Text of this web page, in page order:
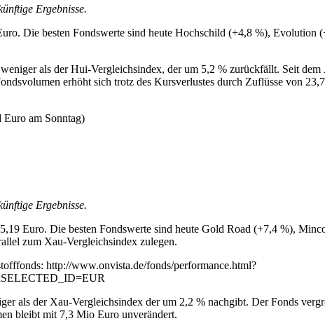
Ergebnisse.
Die besten Fondswerte sind heute Hochschild (+4,8 %), Evolution
als der Hui-Vergleichsindex, der um 5,2 % zurückfällt. Seit
erhöht sich trotz des Kursverlustes durch Zuflüsse von
am Sonntag)
Ergebnisse.
Euro. Die besten Fondswerte sind heute Gold Road (+7,4 %),
zum Xau-Vergleichsindex zulegen.
http://www.onvista.de/fonds/performance.html?
als der Xau-Vergleichsindex der um 2,2 % nachgibt. Der Fonds
bleibt mit 7,3 Mio Euro unverändert.